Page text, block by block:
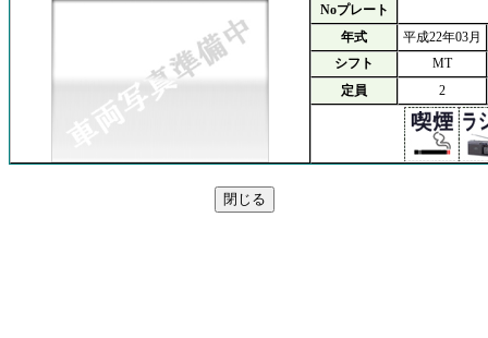
Noプレート
年式
平成22年03月
シフト
MT
定員
2